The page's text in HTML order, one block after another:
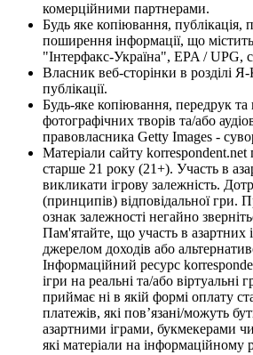
комерційними партнерами.
Будь яке копіювання, публікація,
поширення інформації, що
"Інтерфакс-Україна", EPA / UPG,
Власник веб-сторінки в розділі
публікації.
Будь-яке копіювання, передрук та
фотографічних творів та/або
правовласника Getty Images -
Матеріали сайту korrespondent.net
старше 21 року (21+). Участь в
викликати ігрову залежність.
(принципів) відповідальної гри.
ознак залежності негайно
Пам'ятайте, що участь в азартних
джерелом доходів або
Інформаційний ресурс
ігри на реальні та/або віртуальні
приймає ні в якій формі оплату
платежів, які пов’язані/можуть
азартними іграми, букмекерами
які матеріали на інформаційному